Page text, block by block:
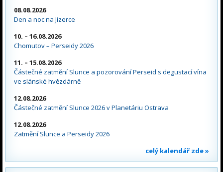
08.08.2026
Den a noc na Jizerce
10. – 16.08.2026
Chomutov – Perseidy 2026
11. – 15.08.2026
Částečné zatmění Slunce a pozorování Perseid s degustací vína
ve slánské hvězdárně
12.08.2026
Částečné zatmění Slunce 2026 v Planetáriu Ostrava
12.08.2026
Zatmění Slunce a Perseidy 2026
celý kalendář zde »